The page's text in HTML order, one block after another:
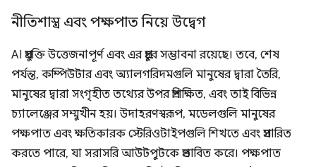
নীতিশাস্ত্র এবং পক্ষপাত নিয়ে উদ্বেগ
AI প্রযুক্তি উত্তেজনাপূর্ণ এবং এর প্রচুর সম্ভাবনা রয়েছে। তবে, শেষ
পর্যন্ত, কম্পিউটার এবং অ্যালগরিদমগুলি মানুষের দ্বারা তৈরি,
মানুষের দ্বারা সংগৃহীত তথ্যের উপর প্রশিক্ষিত, এবং তাই বিভিন্ন
চ্যালেঞ্জের সম্মুখীন হয়। উদাহরণস্বরূপ, মডেলগুলি মানুষের
পক্ষপাত এবং ক্ষতিকারক স্টেরিওটাইপগুলি শিখতে এবং প্রসারিত
করতে পারে, যা সরাসরি আউটপুটকে প্রভাবিত করে। পক্ষপাত